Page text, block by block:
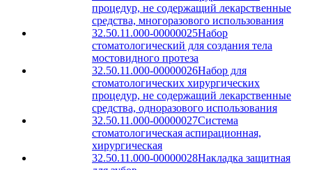
процедур, не содержащий лекарственные
средства, многоразового использования
32.50.11.000-00000025Набор
стоматологический для создания тела
мостовидного протеза
32.50.11.000-00000026Набор для
стоматологических хирургических
процедур, не содержащий лекарственные
средства, одноразового использования
32.50.11.000-00000027Система
стоматологическая аспирационная,
хирургическая
32.50.11.000-00000028Накладка защитная